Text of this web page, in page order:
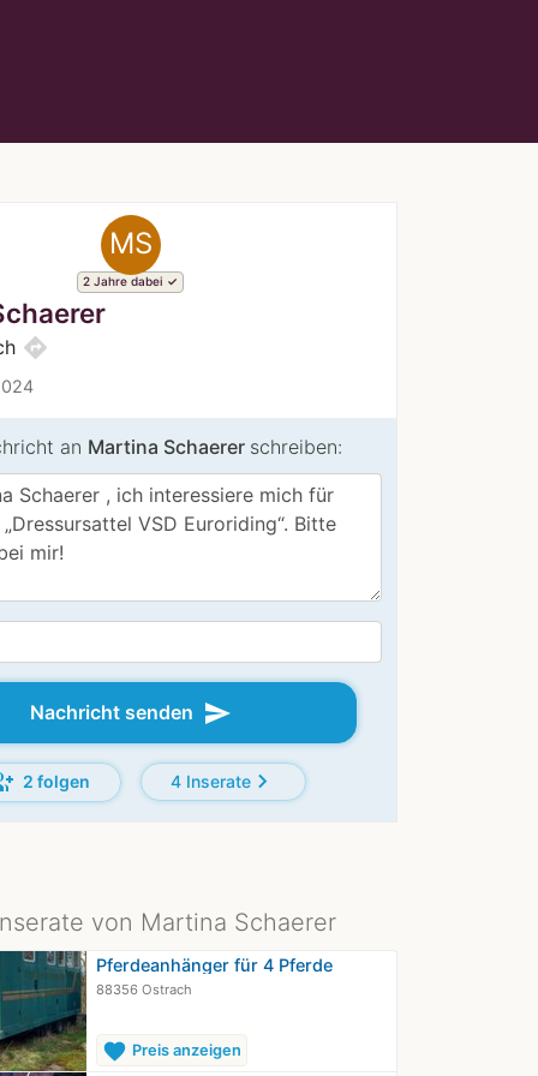
MS
2 Jahre dabei
directions
an Martina Schaerer schreiben:
Nachricht senden send
2 folgen 4 Inseratechevron_right
von Martina Schaerer
Pferdeanhänger für 4 Pferde
88356 Ostrach
favorite Preis anzeigen